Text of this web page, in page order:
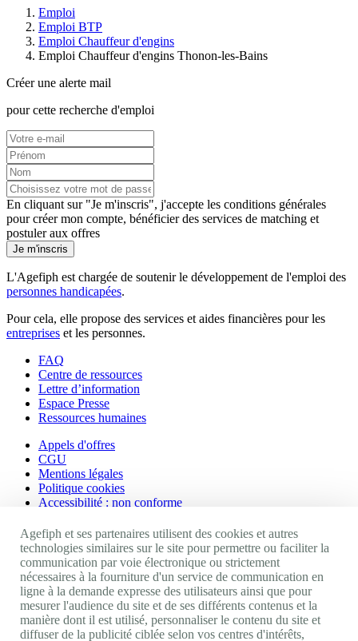
Emploi
Emploi BTP
Emploi Chauffeur d'engins
Emploi Chauffeur d'engins Thonon-les-Bains
Créer une alerte mail
pour cette recherche d'emploi
En cliquant sur "Je m'inscris", j'accepte les conditions générales
pour créer mon compte, bénéficier des services de matching et
postuler aux offres
Je m'inscris
L'Agefiph est chargée de soutenir le développement de l'emploi des
personnes handicapées.
Pour cela, elle propose des services et aides financières pour les
entreprises et les personnes.
FAQ
Centre de ressources
Lettre d’information
Espace Presse
Ressources humaines
Appels d'offres
CGU
Mentions légales
Politique cookies
Accessibilité : non conforme
Nos autres sites
Site portail Agefiph
Activateur de progrès
Handinnov
Innovation et recherche
Université du RRH
Agefiph et ses partenaires utilisent des cookies et autres
technologies similaires sur le site pour permettre ou faciliter la
communication par voie électronique ou strictement
nécessaires à la fourniture d'un service de communication en
ligne à la demande expresse des utilisateurs ainsi que pour
mesurer l'audience du site et de ses différents contenus et la
manière dont il est utilisé, personnaliser le contenu du site et
diffuser de la publicité ciblée selon vos centres d'intérêts,